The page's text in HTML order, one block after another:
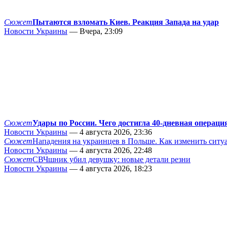
СюжетПытаются взломать Киев. Реакция Запада на удар
Новости Украины — Вчера, 23:09
СюжетУдары по России. Чего достигла 40-дневная
Новости Украины — 4 августа 2026, 23:36
СюжетНападения на украинцев в Польше. Как изменить
Новости Украины — 4 августа 2026, 22:48
СюжетСВЧшник убил девушку: новые детали резни
Новости Украины — 4 августа 2026, 18:23